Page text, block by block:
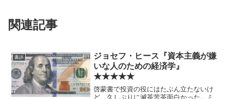
関連記事
書評
ジョセフ・ヒース『資本主義が嫌
いな人のための経済学』
★★★★★
啓蒙書で投資の役にはたぶん立たないけ
ど、久しぶりに滅茶苦茶面白かった。ミ